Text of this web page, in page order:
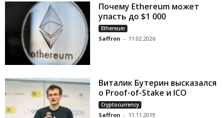
Почему Ethereum может
упасть до $1 000
Ethereum
Saffron - 11.02.2026
Виталик Бутерин высказался
о Proof-of-Stake и ICO
Cryptocurrency
Saffron - 11.11.2019